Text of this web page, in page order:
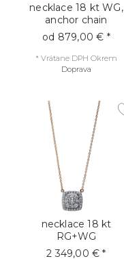
necklace 18 kt WG,
anchor chain
od 879,00 € *
* Vrátane DPH Okrem
Doprava
necklace 18 kt
RG+WG
2 349,00 € *